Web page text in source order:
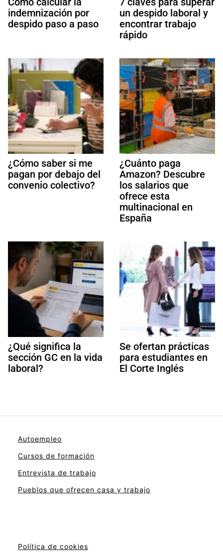
indemnización por
despido paso a paso
un despido laboral y
encontrar trabajo
rápido
¿Cómo saber si me
pagan por debajo del
convenio colectivo?
¿Cuánto paga
Amazon? Descubre
los salarios que
ofrece esta
multinacional en
España
¿Qué significa la
sección GC en la vida
laboral?
Se ofertan prácticas
para estudiantes en
El Corte Inglés
Autoempleo
Cursos de formación
Entrevista de trabajo
Pueblos que ofrecen casa y trabajo
Política de cookies